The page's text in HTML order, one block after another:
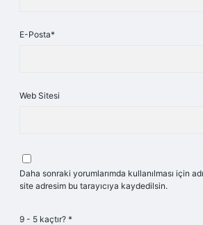
E-Posta*
Web Sitesi
Daha sonraki yorumlarımda kullanılması için
site adresim bu tarayıcıya kaydedilsin.
9 - 5 kaçtır? *